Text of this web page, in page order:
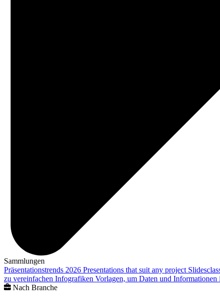
Sammlungen
Präsentationstrends 2026 Presentations that suit any project
zu vereinfachen Infografiken Vorlagen, um Daten und
Nach Branche